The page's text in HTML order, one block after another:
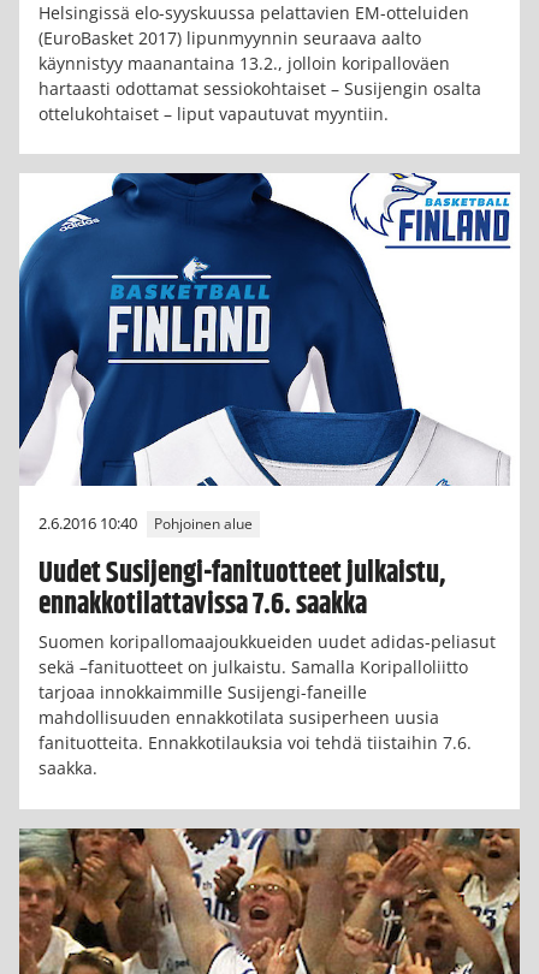
Helsingissä elo-syyskuussa pelattavien EM-otteluiden
(EuroBasket 2017) lipunmyynnin seuraava aalto
käynnistyy maanantaina 13.2., jolloin koripalloväen
hartaasti odottamat sessiokohtaiset – Susijengin osalta
ottelukohtaiset – liput vapautuvat myyntiin.
2.6.2016 10:40 Pohjoinen alue
Uudet Susijengi-fanituotteet julkaistu,
ennakkotilattavissa 7.6. saakka
Suomen koripallomaajoukkueiden uudet adidas-peliasut
sekä –fanituotteet on julkaistu. Samalla Koripalloliitto
tarjoaa innokkaimmille Susijengi-faneille
mahdollisuuden ennakkotilata susiperheen uusia
fanituotteita. Ennakkotilauksia voi tehdä tiistaihin 7.6.
saakka.